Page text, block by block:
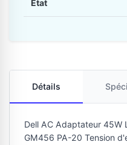
Etat
Détails
Dell AC Adaptateur
GM456 PA-20 Tension